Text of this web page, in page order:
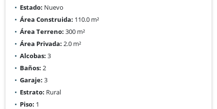
Estado: Nuevo
Área Construida: 110.0 m²
Área Terreno: 300 m²
Área Privada: 2.0 m²
Alcobas: 3
Baños: 2
Garaje: 3
Estrato: Rural
Piso: 1